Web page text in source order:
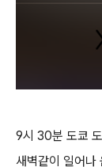
9시 30분 도쿄
새벽같이 일어나